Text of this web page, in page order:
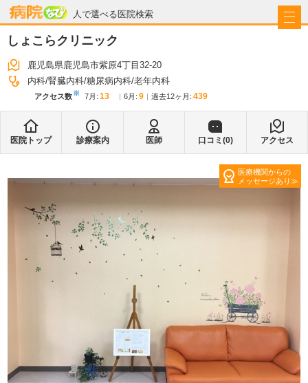
人で選べる医院検索
病院なび
しょこらクリニック
鹿児島県鹿児島市紫原4丁目32-20
内科 腎臓内科 糖尿病内科 老年内科
アクセス数※ 7月 : 13 6月 : 9 過去12ヶ月: 439
医院トップ 診療案内 医師 口コミ(0) アクセス
医療機関からの
メッセージあり